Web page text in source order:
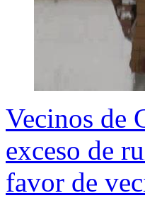
Vecinos de
exceso de
favor de